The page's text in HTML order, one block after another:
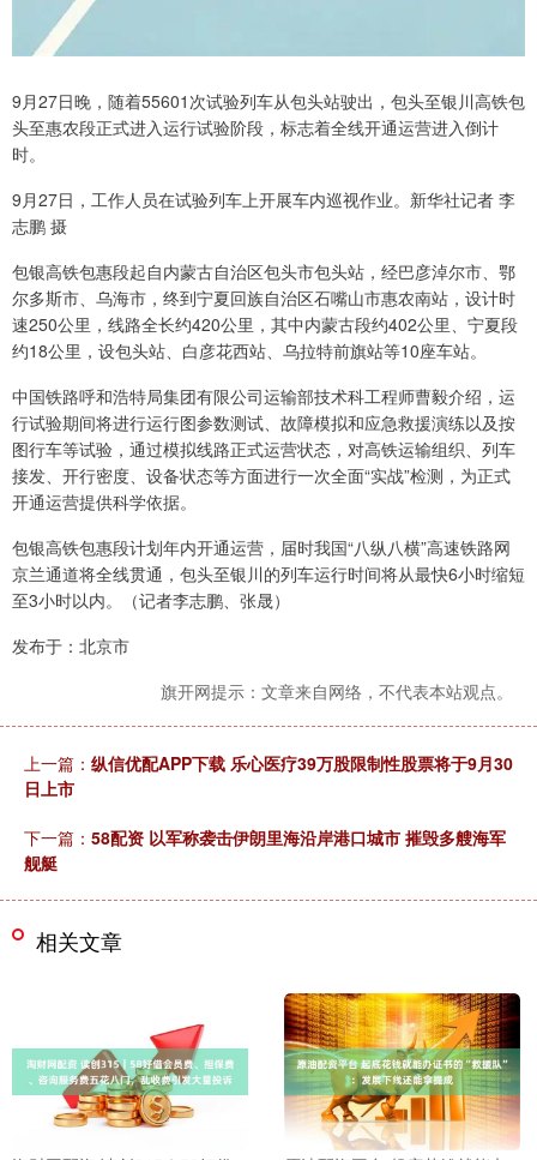
9月27日晚，随着55601次试验列车从包头站驶出，包头至银川高铁包
头至惠农段正式进入运行试验阶段，标志着全线开通运营进入倒计
时。
9月27日，工作人员在试验列车上开展车内巡视作业。新华社记者 李
志鹏 摄
包银高铁包惠段起自内蒙古自治区包头市包头站，经巴彦淖尔市、鄂
尔多斯市、乌海市，终到宁夏回族自治区石嘴山市惠农南站，设计时
速250公里，线路全长约420公里，其中内蒙古段约402公里、宁夏段
约18公里，设包头站、白彦花西站、乌拉特前旗站等10座车站。
中国铁路呼和浩特局集团有限公司运输部技术科工程师曹毅介绍，运
行试验期间将进行运行图参数测试、故障模拟和应急救援演练以及按
图行车等试验，通过模拟线路正式运营状态，对高铁运输组织、列车
接发、开行密度、设备状态等方面进行一次全面“实战”检测，为正式
开通运营提供科学依据。
包银高铁包惠段计划年内开通运营，届时我国“八纵八横”高速铁路网
京兰通道将全线贯通，包头至银川的列车运行时间将从最快6小时缩短
至3小时以内。（记者李志鹏、张晟）
发布于：北京市
旗开网提示：文章来自网络，不代表本站观点。
上一篇： 纵信优配APP下载 乐心医疗39万股限制性股票将于9月30
日上市
下一篇： 58配资 以军称袭击伊朗里海沿岸港口城市 摧毁多艘海军
舰艇
相关文章